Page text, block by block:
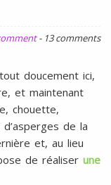
- 13 comments
doucement ici,
et maintenant
chouette,
de la
et, au lieu
de réaliser une